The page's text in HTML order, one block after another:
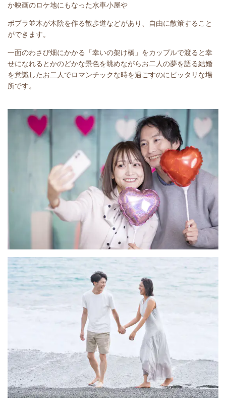
か映画のロケ地にもなった水車小屋や
ポプラ並木が木陰を作る散歩道などがあり、自由に散策すること
ができます。
一面のわさび畑にかかる「幸いの架け橋」をカップルで渡ると幸
せになれるとかのどかな景色を眺めながらお二人の夢を語る結婚
を意識したお二人でロマンチックな時を過ごすのにピッタリな場
所です。